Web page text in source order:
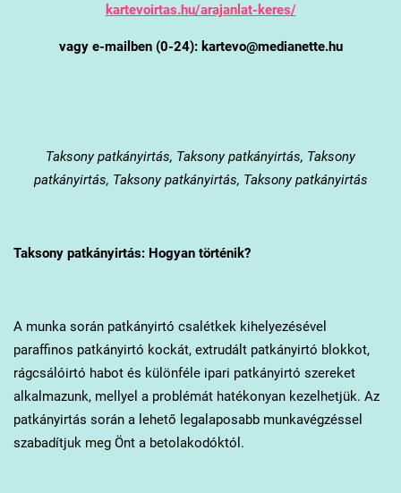
kartevoirtas.hu/arajanlat-keres/
vagy e-mailben (0-24): kartevo@medianette.hu
Taksonypatkányirtás, Taksony patkányirtás, Taksony
patkányirtás, Taksony patkányirtás, Taksony patkányirtás
Taksonypatkányirtás: Hogyan történik?
A munka során patkányirtó csalétkek kihelyezésével
paraffinos patkányirtó kockát, extrudált patkányirtó blokkot,
rágcsálóirtó habot és különféle ipari patkányirtó szereket
alkalmazunk, mellyel a problémát hatékonyan kezelhetjük. Az
patkányirtás során a lehető legalaposabb munkavégzéssel
szabadítjuk meg Önt a betolakodóktól.